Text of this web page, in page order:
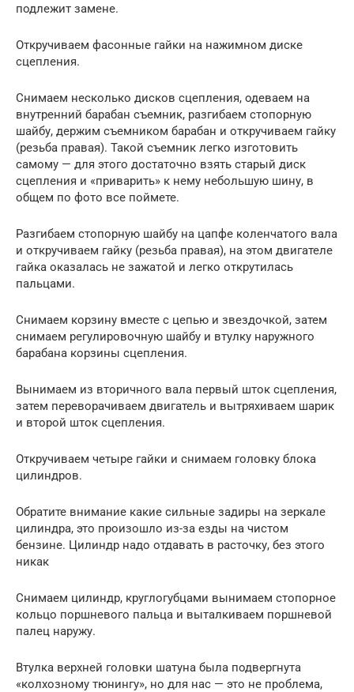
подлежит замене.
Откручиваем фасонные гайки на нажимном диске
сцепления.
Снимаем несколько дисков сцепления, одеваем на
внутренний барабан съемник, разгибаем стопорную
шайбу, держим съемником барабан и откручиваем гайку
(резьба правая). Такой съемник легко изготовить
самому — для этого достаточно взять старый диск
сцепления и «приварить» к нему небольшую шину, в
общем по фото все поймете.
Разгибаем стопорную шайбу на цапфе коленчатого вала
и откручиваем гайку (резьба правая), на этом двигателе
гайка оказалась не зажатой и легко открутилась
пальцами.
Снимаем корзину вместе с цепью и звездочкой, затем
снимаем регулировочную шайбу и втулку наружного
барабана корзины сцепления.
Вынимаем из вторичного вала первый шток сцепления,
затем переворачиваем двигатель и вытряхиваем шарик
и второй шток сцепления.
Откручиваем четыре гайки и снимаем головку блока
цилиндров.
Обратите внимание какие сильные задиры на зеркале
цилиндра, это произошло из-за езды на чистом
бензине. Цилиндр надо отдавать в расточку, без этого
никак
Снимаем цилиндр, круглогубцами вынимаем стопорное
кольцо поршневого пальца и выталкиваем поршневой
палец наружу.
Втулка верхней головки шатуна была подвергнута
«колхозному тюнингу», но для нас — это не проблема,